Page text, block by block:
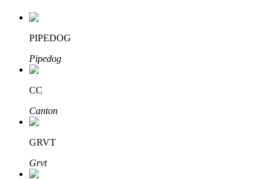
Obtenez des bénéfices à long terme et des intérêts flexibles
PIPEDOG
Pipedog
CC
Canton
GRVT
Grvt